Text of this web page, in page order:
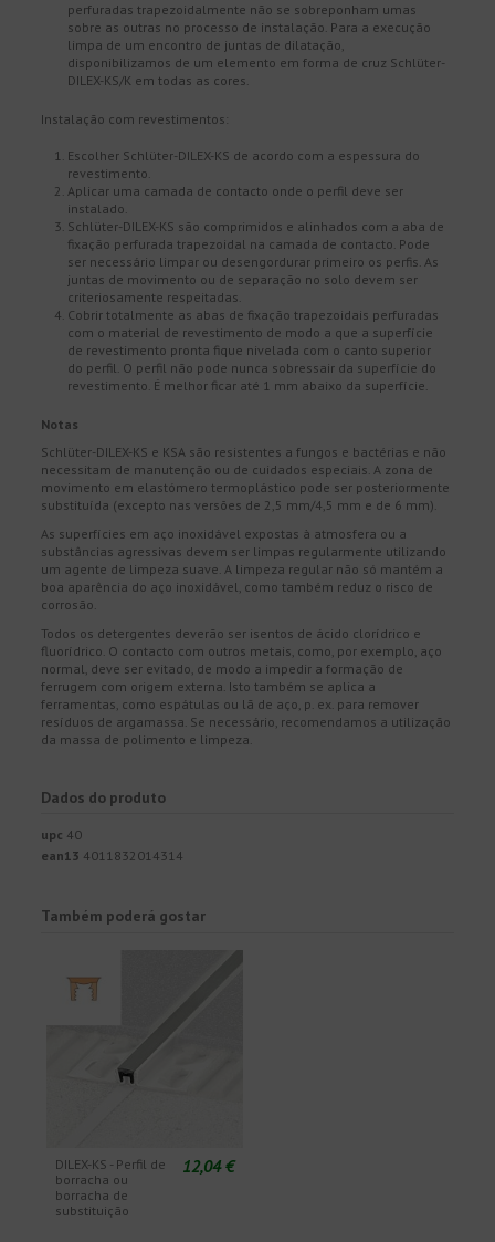
perfuradas trapezoidalmente não se sobreponham umas
sobre as outras no processo de instalação. Para a execução
limpa de um encontro de juntas de dilatação,
disponibilizamos de um elemento em forma de cruz Schlüter-
DILEX-KS/K em todas as cores.
Instalação com revestimentos:
Escolher Schlüter-DILEX-KS de acordo com a espessura do
revestimento.
Aplicar uma camada de contacto onde o perfil deve ser
instalado.
Schlüter-DILEX-KS são comprimidos e alinhados com a aba de
fixação perfurada trapezoidal na camada de contacto. Pode
ser necessário limpar ou desengordurar primeiro os perfis. As
juntas de movimento ou de separação no solo devem ser
criteriosamente respeitadas.
Cobrir totalmente as abas de fixação trapezoidais perfuradas
com o material de revestimento de modo a que a superfície
de revestimento pronta fique nivelada com o canto superior
do perfil. O perfil não pode nunca sobressair da superfície do
revestimento. É melhor ficar até 1 mm abaixo da superfície.
Notas
Schlüter-DILEX-KS e KSA são resistentes a fungos e bactérias e não
necessitam de manutenção ou de cuidados especiais. A zona de
movimento em elastómero termoplástico pode ser posteriormente
substituída (excepto nas versões de 2,5 mm/4,5 mm e de 6 mm).
As superfícies em aço inoxidável expostas à atmosfera ou a
substâncias agressivas devem ser limpas regularmente utilizando
um agente de limpeza suave. A limpeza regular não só mantém a
boa aparência do aço inoxidável, como também reduz o risco de
corrosão.
Todos os detergentes deverão ser isentos de ácido clorídrico e
fluorídrico. O contacto com outros metais, como, por exemplo, aço
normal, deve ser evitado, de modo a impedir a formação de
ferrugem com origem externa. Isto também se aplica a
ferramentas, como espátulas ou lã de aço, p. ex. para remover
resíduos de argamassa. Se necessário, recomendamos a utilização
da massa de polimento e limpeza.
Dados do produto
upc 40
ean13 4011832014314
Também poderá gostar
DILEX-KS - Perfil de
borracha ou
borracha de
substituição
12,04 €